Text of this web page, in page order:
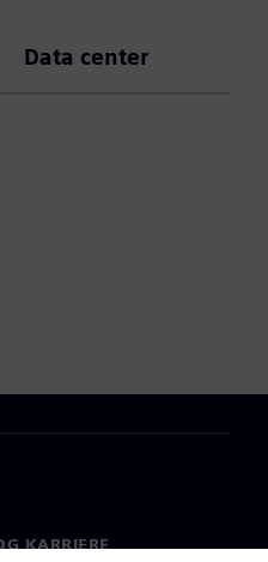
Data center
KARRIERE